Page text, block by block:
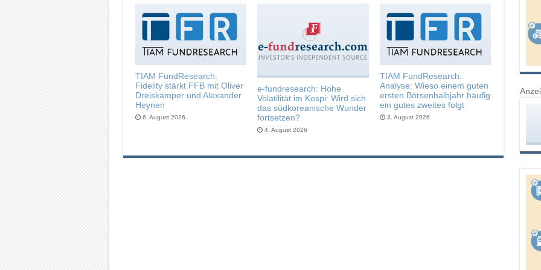
TIAM FundResearch:
Fidelity stärkt FFB mit Oliver
Dreiskämper und Alexander
Heynen
6. August 2026
e-fundresearch: Hohe
Volatilität im Kospi: Wird sich
das südkoreanische Wunder
fortsetzen?
4. August 2026
TIAM FundResearch:
Analyse: Wieso einem guten
ersten Börsenhalbjahr häufig
ein gutes zweites folgt
3. August 2026